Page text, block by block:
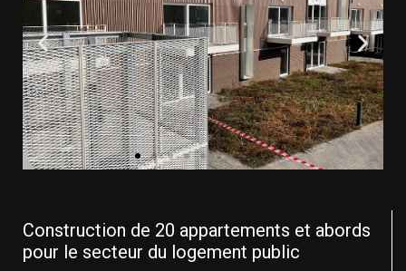
Construction de 20 appartements et abords
pour le secteur du logement public